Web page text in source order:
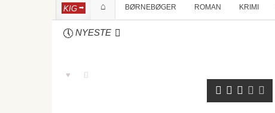
KIG BØRNEBØGER ROMAN KRIMI
NYESTE